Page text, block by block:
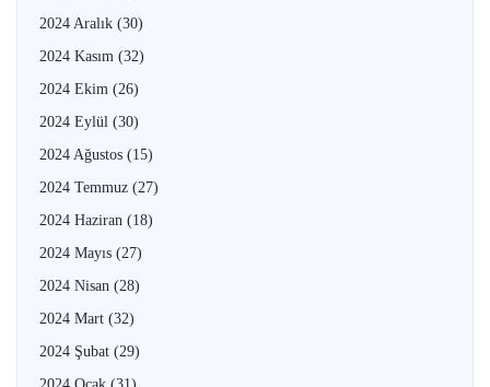
2024 Aralık (30)
2024 Kasım (32)
2024 Ekim (26)
2024 Eylül (30)
2024 Ağustos (15)
2024 Temmuz (27)
2024 Haziran (18)
2024 Mayıs (27)
2024 Nisan (28)
2024 Mart (32)
2024 Şubat (29)